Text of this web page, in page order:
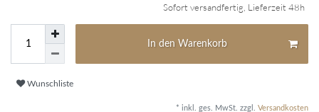
Sofort versandfertig, Lieferzeit 48h
In den Warenkorb
Wunschliste
* inkl. ges. MwSt. zzgl. Versandkosten